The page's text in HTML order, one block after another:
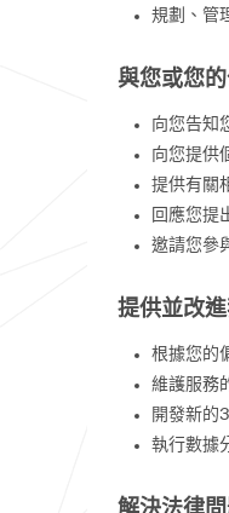
規劃、管
與您或您
向您告知
向您提供
提供有關
回應您提
邀請您參
提供並改
根據您的
維護服務
開發新的
執行數據